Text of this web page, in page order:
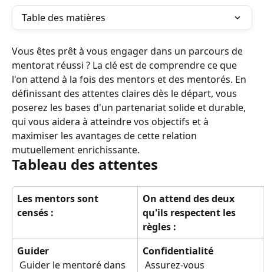
Table des matières
Vous êtes prêt à vous engager dans un parcours de
mentorat réussi ? La clé est de comprendre ce que
l'on attend à la fois des mentors et des mentorés. En
définissant des attentes claires dès le départ, vous
poserez les bases d'un partenariat solide et durable,
qui vous aidera à atteindre vos objectifs et à
maximiser les avantages de cette relation
mutuellement enrichissante.
Tableau des attentes
Les mentors sont
censés :
On attend des deux
qu'ils respectent les
règles :
Guider
Confidentialité